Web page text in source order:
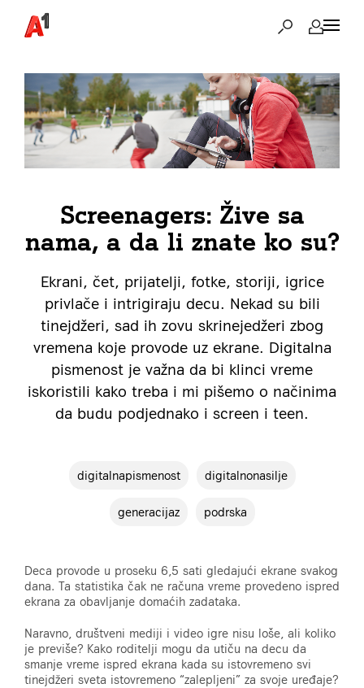
Screenagers: Žive sa
nama, a da li znate ko su?
Ekrani, čet, prijatelji, fotke, storiji, igrice
privlače i intrigiraju decu. Nekad su bili
tinejdžeri, sad ih zovu skrinejedžeri zbog
vremena koje provode uz ekrane. Digitalna
pismenost je važna da bi klinci vreme
iskoristili kako treba i mi pišemo o načinima
da budu podjednako i screen i teen.
digitalnapismenost digitalnonasilje
generacijaz podrska
Deca provode u proseku 6,5 sati gledajući ekrane svakog
dana. Ta statistika čak ne računa vreme provedeno ispred
ekrana za obavljanje domaćih zadataka.
Naravno, društveni mediji i video igre nisu loše, ali koliko
je previše? Kako roditelji mogu da utiču na decu da
smanje vreme ispred ekrana kada su istovremeno svi
tinejdžeri sveta istovremeno “zalepljeni” za svoje uređaje?